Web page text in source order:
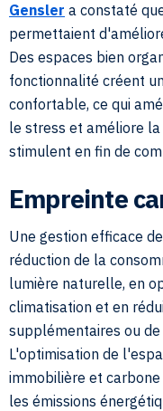
Gensler a constaté
permettaient
Des espaces bien
fonctionnalité créent
confortable, ce qui
le stress et améliore
stimulent en fin de
Empreinte
Une gestion efficace
réduction de la
lumière naturelle, en
climatisation et en
supplémentaires ou
L'optimisation de
immobilière et
les émissions